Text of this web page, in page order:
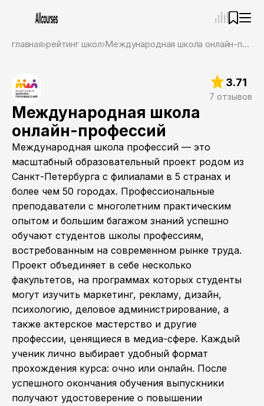
главная рейтинг школ Международная школа онлайн-профессий
Международная школа
онлайн-профессий
3.71
7 отзывов
Международная школа профессий — это
масштабный образовательный проект родом из
Санкт-Петербурга с филиалами в 5 странах и
более чем 50 городах. Профессиональные
преподаватели с многолетним практическим
опытом и большим багажом знаний успешно
обучают студентов школы профессиям,
востребованным на современном рынке труда.
Проект объединяет в себе несколько
факультетов, на программах которых студенты
могут изучить маркетинг, рекламу, дизайн,
психологию, деловое администрирование, а
также актерское мастерство и другие
профессии, ценящиеся в медиа-сфере. Каждый
ученик лично выбирает удобный формат
прохождения курса: очно или онлайн. После
успешного окончания обучения выпускники
получают удостоверение о повышении
Привет! Я Ваш карьерный навигатор. Подберу
курсы, которые соответствует именно вашим
Пожалуйста, ответьте на несколько вопросов,
чтобы начать.
Приступим?